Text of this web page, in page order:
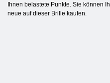
Ihnen belastete Punkte. Sie können
neue auf dieser Brille kaufen.